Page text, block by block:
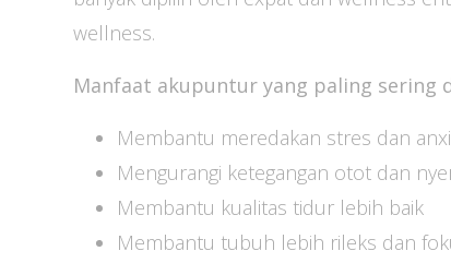
wellness.
Manfaat akupuntur yang paling sering
Membantu meredakan stres dan
Mengurangi ketegangan otot dan
Membantu kualitas tidur lebih baik
Membantu tubuh lebih rileks dan